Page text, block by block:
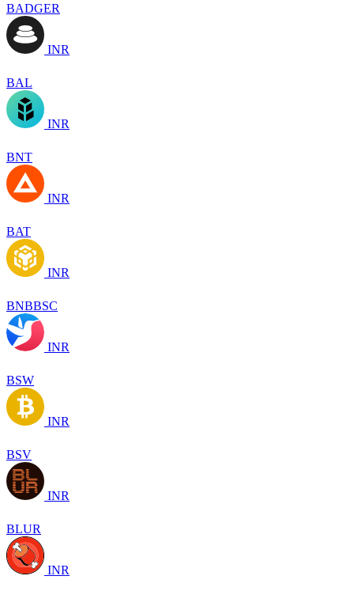
BADGER
INR
BAL
INR
BNT
INR
BAT
INR
BNBBSC
INR
BSW
INR
BSV
INR
BLUR
INR